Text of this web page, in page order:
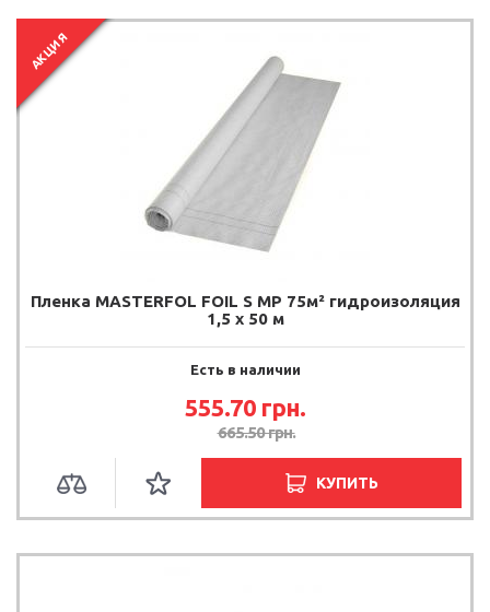
АКЦИЯ
Пленка MASTERFOL FOIL S MP 75м² гидроизоляция
1,5 х 50 м
Есть в наличии
555.70 грн.
665.50 грн.
КУПИТЬ